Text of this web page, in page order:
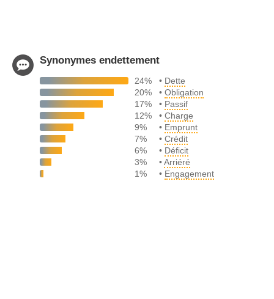
Synonymes endettement
24% • Dette
20%
•Obligation
17%
• Passif
12%
•Charge
9%
• Emprunt
7%
•Crédit
6%
• Déficit
3%
•Arriéré
1%
• Engagement